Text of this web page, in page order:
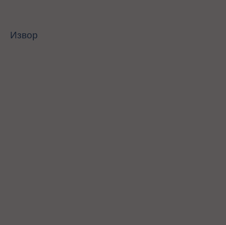
Извор